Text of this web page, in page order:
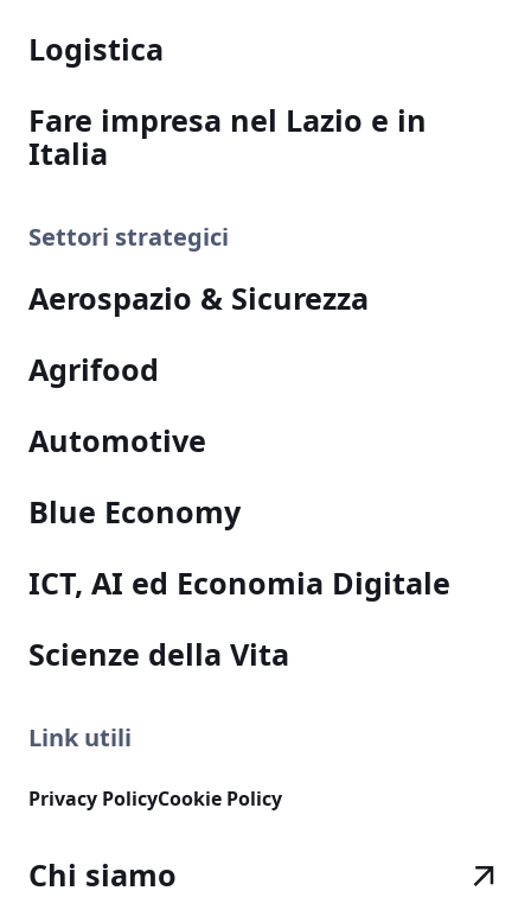
Logistica
Fare impresa nel Lazio e in
Italia
Settori strategici
Aerospazio & Sicurezza
Agrifood
Automotive
Blue Economy
ICT, AI ed Economia Digitale
Scienze della Vita
Link utili
Privacy PolicyCookie Policy
Chi siamo